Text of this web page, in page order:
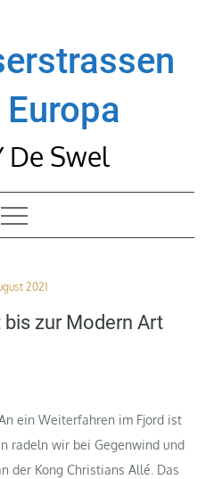
De Swel
2021
zur Modern Art
ein Weiterfahren im Fjord ist
radeln wir bei Gegenwind und
der Kong Christians Allé. Das